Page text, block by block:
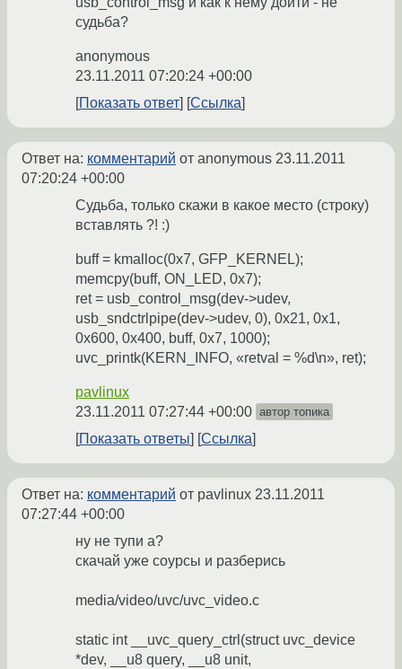
судьба?
anonymous
23.11.2011 07:20:24 +00:00
Показать ответ
Ссылка
Ответ на: комментарий от anonymous 23.11.2011
07:20:24 +00:00
Судьба, только скажи в какое место (строку)
вставлять ?! :)
buff = kmalloc(0x7, GFP_KERNEL);
memcpy(buff, ON_LED, 0x7);
ret = usb_control_msg(dev->udev,
usb_sndctrlpipe(dev->udev, 0), 0x21, 0x1,
0x600, 0x400, buff, 0x7, 1000);
uvc_printk(KERN_INFO, «retval = %d\n», ret);
pavlinux
23.11.2011 07:27:44 +00:00 автор топика
Показать ответы Ссылка
Ответ на: комментарий от pavlinux 23.11.2011
07:27:44 +00:00
ну не тупи а?
скачай уже соурсы и разберись
media/video/uvc/uvc_video.c
static int __uvc_query_ctrl(struct uvc_device
*dev, __u8 query, __u8 unit,